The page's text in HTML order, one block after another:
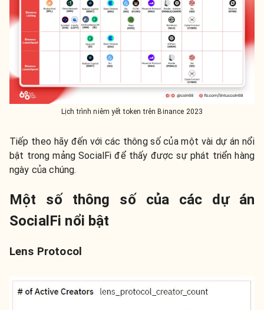
Lịch trình niêm yết token trên Binance 2023
Tiếp theo hãy đến với các thông số của một vài dự án nổi
bật trong mảng SocialFi để thấy được sự phát triển hàng
ngày của chúng.
Một số thông số của các dự án
SocialFi nổi bật
Lens Protocol